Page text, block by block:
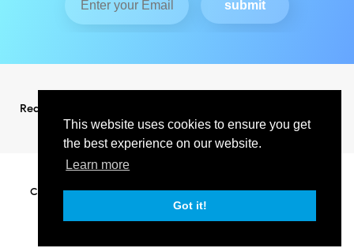
This website uses cookies to ensure you get
the best experience on our website.
Learn more
Got it!
Redaksi
Copyright ©2026KABAR INDO RAYA NEWSAll Right Reserved
SUPPORT BY PIXINDONESIA